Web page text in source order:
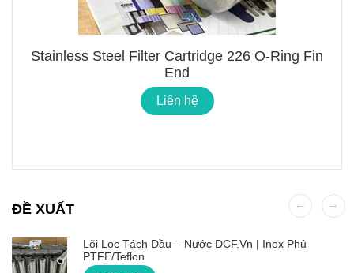
Stainless Steel Filter Cartridge 226 O-Ring Fin
End
Liên hệ
ĐỀ XUẤT
Lõi Lọc Tách Dầu – Nước DCF.vn | Inox Phủ
PTFE/Teflon